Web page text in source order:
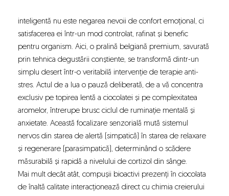
inteligentă nu este negarea nevoii de confort emoțional, ci
satisfacerea ei într-un mod controlat, rafinat și benefic
pentru organism. Aici, o pralină belgiană premium, savurată
prin tehnica degustării conștiente, se transformă dintr-un
simplu desert într-o veritabilă intervenție de terapie anti-
stres. Actul de a lua o pauză deliberată, de a vă concentra
exclusiv pe topirea lentă a ciocolatei și pe complexitatea
aromelor, întrerupe brusc ciclul de ruminație mentală și
anxietate. Această focalizare senzorială mută sistemul
nervos din starea de alertă (simpatică) în starea de relaxare
și regenerare (parasimpatică), determinând o scădere
măsurabilă și rapidă a nivelului de cortizol din sânge.
Mai mult decât atât, compușii bioactivi prezenți în ciocolata
de înaltă calitate interacționează direct cu chimia creierului